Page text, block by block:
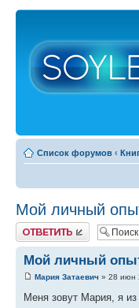
Список форумов ‹
Мой личный
Ответить
Мой личный
Мария Затаевич » 28 июн
Меня зовут Мария, я